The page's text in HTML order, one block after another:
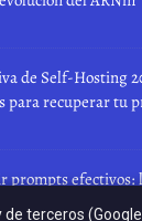
de Self-Hosting
para recuperar tu
prompts
una IA
terceros